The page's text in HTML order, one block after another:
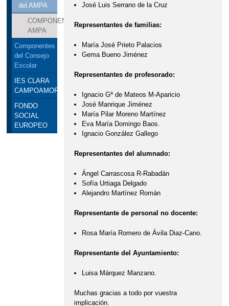
del AMPA
COMPONENTES
AMPA
Componentes
del Consejo
Escolar
IES CLARA
CAMPOAMOR
FONDO
SOCIAL
EUROPEO
José Luis Serrano de la Cruz
Representantes de familias:
María José Prieto Palacios
Gema Bueno Jiménez
Representantes de profesorado:
Ignacio Gª de Mateos M-Aparicio
José Manrique Jiménez
María Pilar Moreno Martínez
Eva María Domingo Baos.
Ignacio González Gallego
Representantes del alumnado:
Ángel Carrascosa R-Rabadán
Sofía Urtiaga Delgado
Alejandro Martínez Román
Representante de personal no docente:
Rosa María Romero de Ávila Diaz-Cano.
Representante del Ayuntamiento:
Luisa Márquez Manzano.
Muchas gracias a todo por vuestra
implicación.